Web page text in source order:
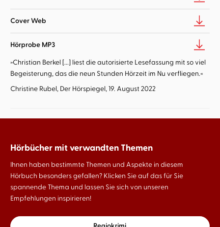
Cover Web
Hörprobe MP3
»Christian Berkel [...] liest die autorisierte Lesefassung mit so viel
Begeisterung, das die neun Stunden Hörzeit im Nu verfliegen.«
Christine Rubel, Der Hörspiegel, 19. August 2022
Hörbücher mit verwandten Themen
Ihnen haben bestimmte Themen und Aspekte in diesem
Hörbuch besonders gefallen? Klicken Sie auf das für Sie
spannende Thema und lassen Sie sich von unseren
Empfehlungen inspirieren!